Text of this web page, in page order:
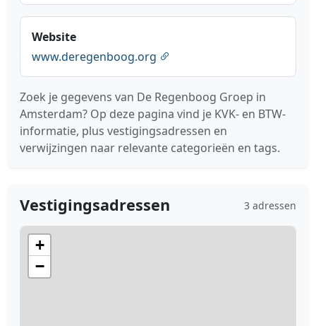
Website
www.deregenboog.org
Zoek je gegevens van De Regenboog Groep in
Amsterdam? Op deze pagina vind je KVK- en BTW-
informatie, plus vestigingsadressen en
verwijzingen naar relevante categorieën en tags.
Vestigingsadressen 3 adressen
+
−